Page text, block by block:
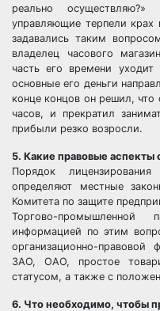
реально
управляющие терпели крах
задавались таким
владелец часового
часть его времени
основные его деньги
конце концов он решил, что
часов, и прекратил
прибыли резко возросли.
5. Какие правовые аспекты
Порядок
определяют местные
Комитета по защите
Торгово-
информацией по этим
организационно-
ЗАО, ОАО, простое
статусом, а также с
6. Что необходимо, чтобы